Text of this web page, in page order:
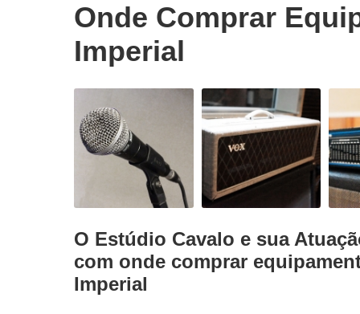
Onde Comprar
Imperial
O Estúdio Cavalo e sua
com onde comprar
Imperial